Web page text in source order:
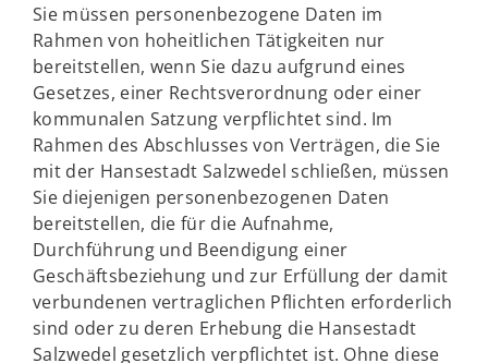
Sie müssen personenbezogene Daten im
Rahmen von hoheitlichen Tätigkeiten nur
bereitstellen, wenn Sie dazu aufgrund eines
Gesetzes, einer Rechtsverordnung oder einer
kommunalen Satzung verpflichtet sind. Im
Rahmen des Abschlusses von Verträgen, die Sie
mit der Hansestadt Salzwedel schließen, müssen
Sie diejenigen personenbezogenen Daten
bereitstellen, die für die Aufnahme,
Durchführung und Beendigung einer
Geschäftsbeziehung und zur Erfüllung der damit
verbundenen vertraglichen Pflichten erforderlich
sind oder zu deren Erhebung die Hansestadt
Salzwedel gesetzlich verpflichtet ist. Ohne diese